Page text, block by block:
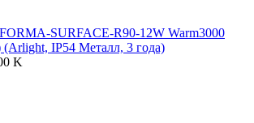
SURFACE-R90-12W Warm3000
IP54 Металл, 3 года)
K